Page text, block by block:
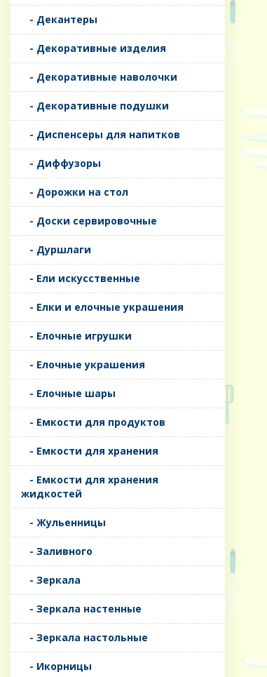
- Декантеры
- Декоративные изделия
- Декоративные наволочки
- Декоративные подушки
- Диспенсеры для напитков
- Диффузоры
- Дорожки на стол
- Доски сервировочные
- Дуршлаги
- Ели искусственные
- Елки и елочные украшения
- Елочные игрушки
- Елочные украшения
- Елочные шары
- Емкости для продуктов
- Емкости для хранения
- Емкости для хранения
жидкостей
- Жульенницы
- Заливного
- Зеркала
- Зеркала настенные
- Зеркала настольные
- Икорницы